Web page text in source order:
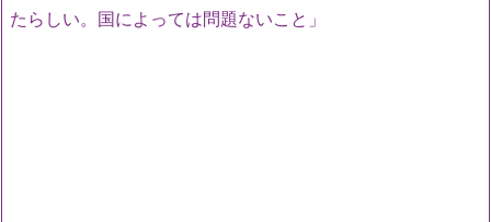
たらしい。国によっては問題ないこと」